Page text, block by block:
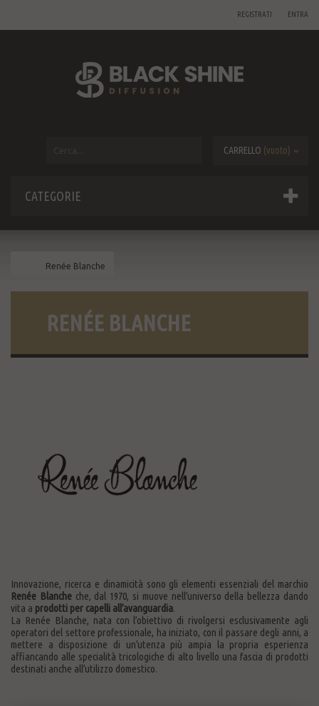
ENTRA
REGISTRATI
CARRELLO (vuoto)
CATEGORIE
Renée Blanche
RENÉE BLANCHE
Innovazione, ricerca e dinamicità sono gli elementi essenziali del marchio
Renée Blancheche, dal 1970, si muove nell’universo della bellezza dando
vita a prodotti per capelli all’avanguardia.
La Renée Blanche, nata con l’obiettivo di rivolgersi esclusivamente agli
operatori del settore professionale, ha iniziato, con il passare degli anni, a
mettere a disposizione di un’utenza più ampia la propria esperienza
affiancando alle specialità tricologiche di alto livello una fascia di prodotti
destinati anche all’utilizzo domestico.